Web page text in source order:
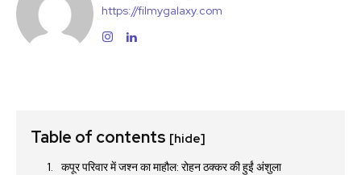
https://filmygalaxy.com
Table of contents [hide]
कपूर परिवार में जश्न का माहौल: रोहन ठक्कर की हुईं अंशुला